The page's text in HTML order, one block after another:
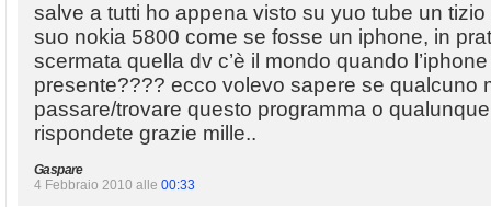
salve a tutti ho appena visto su yuo tube un
suo nokia 5800 come se fosse un iphone, in
scermata quella dv c’è il mondo quando
presente???? ecco volevo sapere se qualcuno
passare/trovare questo programma o
rispondete grazie mille..
Gaspare
4 Febbraio 2010 alle 00:33